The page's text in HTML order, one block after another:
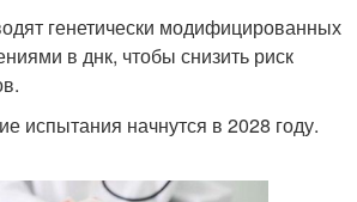
генетически модифицированных
в днк, чтобы снизить риск
испытания начнутся в 2028 году.